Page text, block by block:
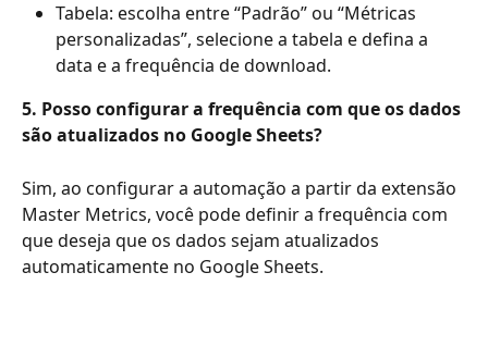
Tabela: escolha entre “Padrão” ou “Métricas
personalizadas”, selecione a tabela e defina a
data e a frequência de download.
5. Posso configurar a frequência com que os dados
são atualizados no Google Sheets?
Sim, ao configurar a automação a partir da extensão
Master Metrics, você pode definir a frequência com
que deseja que os dados sejam atualizados
automaticamente no Google Sheets.